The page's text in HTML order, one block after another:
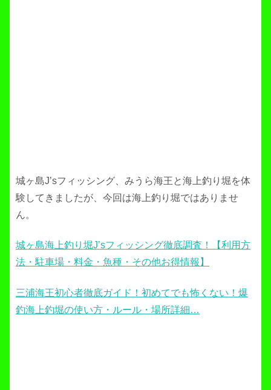
城ヶ島J’sフィッシング、みうら海王と海上釣り堀を体
験してきましたが、今回は海上釣り堀ではありませ
ん。
城ヶ島海上釣り堀J’sフィッシング徹底調査！【利用方
法・駐車場・料金・魚種・その他お得情報】
三浦海王初心者徹底ガイド！初めてでも怖くない！爆
釣海上釣堀の使い方・ルール・場所詳細…